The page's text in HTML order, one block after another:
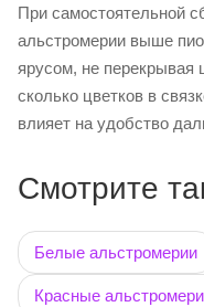
При самостоятельной
альстромерии выше
ярусом, не перекрывая
сколько цветков в
влияет на удобство
Смотрите
Белые альстромерии
Красные